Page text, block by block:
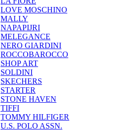
LOVE MOSCHINO
MALLY
NAPAPIJRI
MELEGANCE
NERO GIARDINI
ROCCOBAROCCO
SHOP ART
SOLDINI
SKECHERS
STARTER
STONE HAVEN
TIFFI
TOMMY HILFIGER
U.S. POLO ASSN.